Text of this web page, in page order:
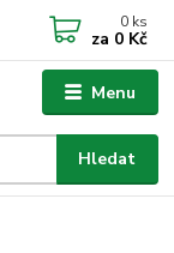
Menu
Hledat
0 ks
za 0 Kč